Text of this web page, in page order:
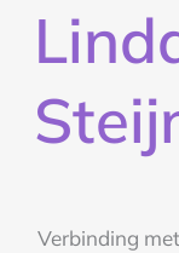
Verbinding